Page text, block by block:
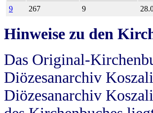
9 267 9
Hinweise zu den
Das Original-
Diözesanarchiv
Diözesanarchiv